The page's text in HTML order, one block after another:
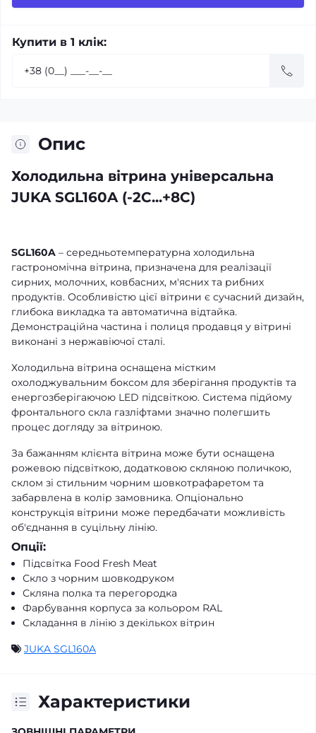
Купити в 1 клік:
Опис
Холодильна вітрина універсальна
JUKA SGL160A (-2C...+8C)
SGL160A – середньотемпературна холодильна
гастрономічна вітрина, призначена для реалізації
сирних, молочних, ковбасних, м'ясних та рибних
продуктів. Особливістю цієї вітрини є сучасний дизайн,
глибока викладка та автоматична відтайка.
Демонстраційна частина і полиця продавця у вітрині
виконані з нержавіючої сталі.
Холодильна вітрина оснащена містким
охолоджувальним боксом для зберігання продуктів та
енергозберігаючою LED підсвіткою. Система підйому
фронтального скла газліфтами значно полегшить
процес догляду за вітриною.
За бажанням клієнта вітрина може бути оснащена
рожевою підсвіткою, додатковою скляною поличкою,
склом зі стильним чорним шовкотрафаретом та
забарвлена в колір замовника. Опціонально
конструкція вітрини може передбачати можливість
об'єднання в суцільну лінію.
Опції:
Підсвітка Food Fresh Meat
Скло з чорним шовкодруком
Скляна полка та перегородка
Фарбування корпуса за кольором RAL
Складання в лінію з декількох вітрин
JUKA SGL160A
Характеристики